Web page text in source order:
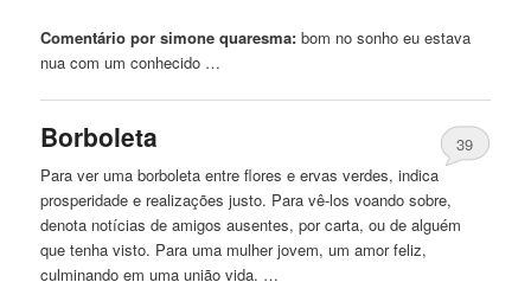
Comentário por simone quaresma: bom no sonho eu estava
nua com um conhecido …
Borboleta
39
Para ver uma borboleta entre flores e ervas verdes, indica
prosperidade e realizações justo. Para vê-los voando sobre,
denota notícias de amigos ausentes, por carta, ou de alguém
que tenha visto. Para uma mulher jovem, um amor feliz,
culminando em uma união vida. …